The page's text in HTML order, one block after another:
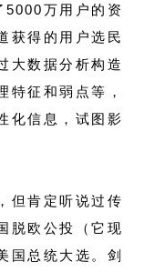
万用户的资
获得的用户选民
大数据分析构造
特征和弱点等，
化信息，试图影
但肯定听说过传
脱欧公投（它现
国总统大选。剑